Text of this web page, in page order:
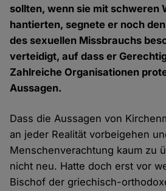
sollten, wenn sie mit schweren
hantierten, segnete er noch
des sexuellen Missbrauchs
verteidigt, auf dass er
Zahlreiche Organisationen
Aussagen.
Dass die Aussagen von
an jeder Realität vorbeigehen
Menschenverachtung kaum zu
nicht neu. Hatte doch erst vor
Bischof der griechisch-